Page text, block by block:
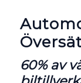
60% av